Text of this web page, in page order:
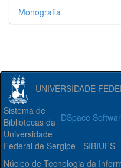
Monografia
UNIVERSIDADE
DSpace
Sistema de
Bibliotecas da
Universidade
Federal de Sergipe - SIBIUFS
Núcleo de Tecnologia da